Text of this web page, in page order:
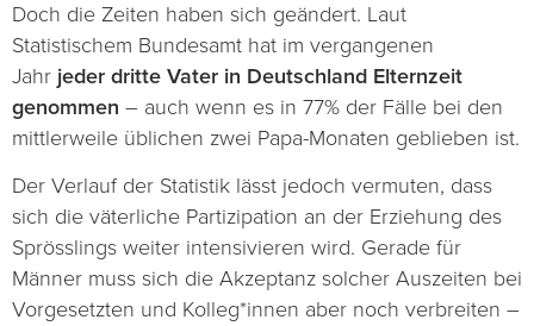
Doch die Zeiten haben sich geändert. Laut
Statistischem Bundesamt hat im vergangenen
Jahr jeder dritte Vater in Deutschland Elternzeit
genommen – auch wenn es in 77% der Fälle bei den
mittlerweile üblichen zwei Papa-Monaten geblieben ist.
Der Verlauf der Statistik lässt jedoch vermuten, dass
sich die väterliche Partizipation an der Erziehung des
Sprösslings weiter intensivieren wird. Gerade für
Männer muss sich die Akzeptanz solcher Auszeiten bei
Vorgesetzten und Kolleg*innen aber noch verbreiten –